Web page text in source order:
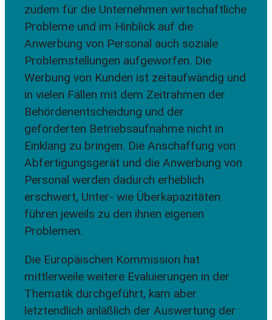
zudem für die Unternehmen wirtschaftliche
Probleme und im Hinblick auf die
Anwerbung von Personal auch soziale
Problemstellungen aufgeworfen. Die
Werbung von Kunden ist zeitaufwändig und
in vielen Fällen mit dem Zeitrahmen der
Behördenentscheidung und der
geforderten Betriebsaufnahme nicht in
Einklang zu bringen. Die Anschaffung von
Abfertigungsgerät und die Anwerbung von
Personal werden dadurch erheblich
erschwert, Unter- wie Überkapazitäten
führen jeweils zu den ihnen eigenen
Problemen.
Die Europäischen Kommission hat
mittlerweile weitere Evaluierungen in der
Thematik durchgeführt, kam aber
letztendlich anläßlich der Auswertung der